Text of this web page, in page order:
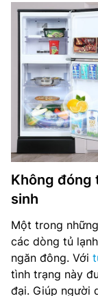
Không đóng
sinh
Một trong
các dòng tủ
ngăn đông. Với
tình trạng này
đại. Giúp người